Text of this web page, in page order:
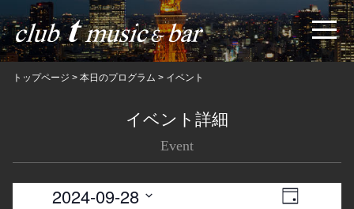
トップページ > 本日のプログラム > イベント
イベント詳細
Event
Views
Event
日
2024-09-28